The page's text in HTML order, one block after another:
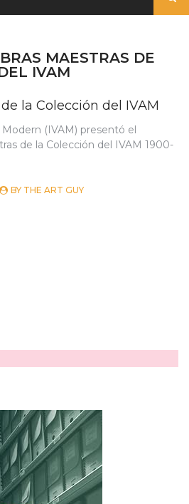
MAESTRAS DE
IVAM
la Colección del IVAM
(IVAM) presentó el
de la Colección del IVAM 1900-
BY THE ART GUY